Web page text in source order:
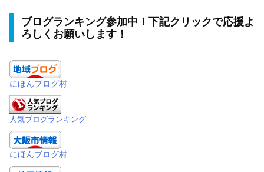
ブログランキング参加中！下記クリックで応援よ
ろしくお願いします！
にほんブログ村
人気ブログランキング
にほんブログ村